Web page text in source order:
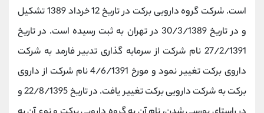
است. شرکت گروه دارویی برکت در تاریخ 12 خرداد 1389 تشکیل
و در تاریخ 30/3/1389 در تهران به ثبت رسیده است. در تاریخ
27/2/1391 نام شرکت از سرمایه گذاری تدبیر فارمد به شرکت
داروی برکت تغییر نمود و مورخ 4/6/1391 نام شرکت از داروی
برکت به شرکت دارویی برکت تغییر یافت. در تاریخ 22/8/1395 و